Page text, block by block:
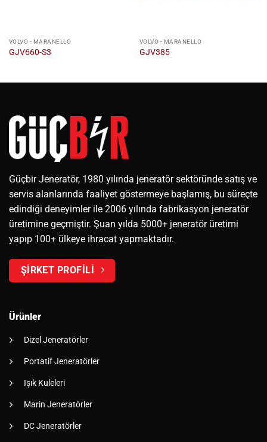
VOLVO - MARANELLO
GJV660-S3
VOLVO - MARANELLO
GJV385
Güçbir Jeneratör, 1980 yılında jeneratör sektöründe satış ve
servis alanlarında faaliyet göstermeye başlamış, bu süreçte
edindiği deneyimler ile 2006 yılında fabrikasyon jeneratör
üretimine geçmiştir. Şuan yılda 5000+ jeneratör üretimi
yapıp 100+ ülkeye ihracat yapmaktadır.
ŞİRKET PROFİLİ
Ürünler
Dizel Jeneratörler
Portatif Jeneratörler
Işık Kuleleri
Marin Jeneratörler
DC Jeneratörler